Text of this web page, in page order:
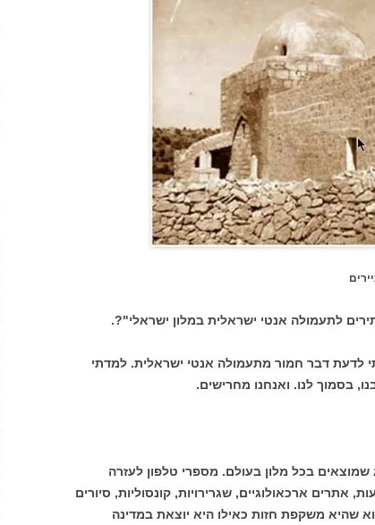
לתעמולה אנטי ישראלית במלון ישראלי"?.
לדעת דבר חמור מתעמולה אנטי ישראלית. למדתי
בכל מלון בעולם. מספרי טלפון לעזרה
אתרים ארכאולוגיים, שגרירויות, קונסוליות, סיורים
שהיא משקפת חזות כאילו היא יוצאת במדינה